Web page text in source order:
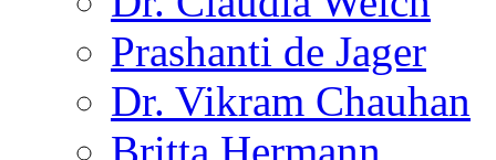
Prashanti de Jager
Dr. Vikram Chauhan